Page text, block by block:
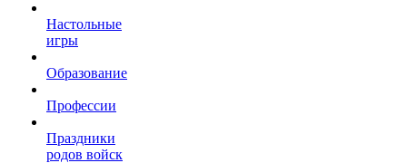
Настольные
игры
Образование
Профессии
Праздники
родов войск